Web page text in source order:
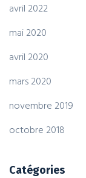
avril 2022
mai 2020
avril 2020
mars 2020
novembre 2019
octobre 2018
Catégories